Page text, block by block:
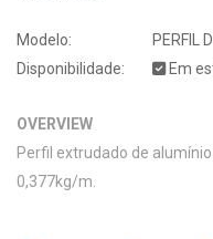
Modelo:
PERFIL
Disponibilidade:
Em
OVERVIEW
Perfil extrudado de
0,377kg/m.